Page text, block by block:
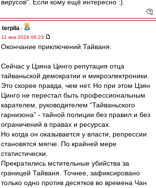
вирусов". Если кому ещё интересно :).
terpila -
11 янв 2024 06:23
Окончание приключений Тайваня.
Сейчас у Цзяна Цинго репутация отца
тайваньской демократии и микроэлектроники.
Это скорее правда, чем нет. Но при этом Цзян
Цинго не перестал быть профессиональным
карателем, руководителем “Тайваньского
гарнизона” - тайной полиции без правил и без
ограничений в правах и ресурсах.
Но когда он оказывается у власти, репрессии
становятся мягче. По крайней мере
статистически.
Прекратились мстительные убийства за
границей Тайваня. Точнее, зафиксировано
только одно против десятков во времена Чан